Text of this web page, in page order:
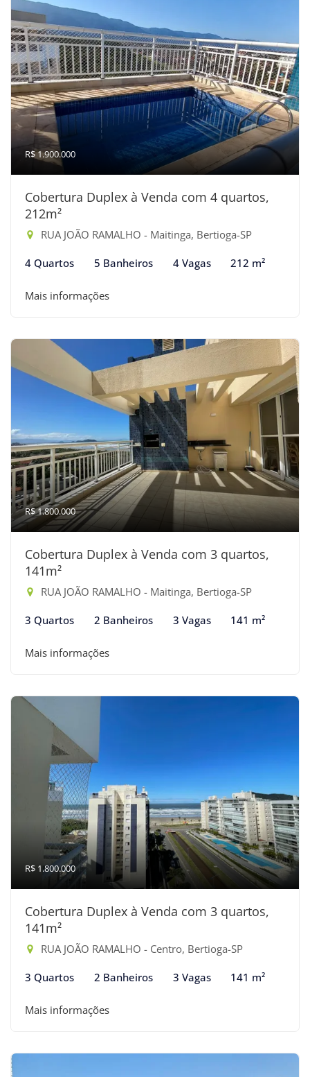
R$ 1.900.000
Cobertura Duplex à Venda com 4 quartos,
212m²
RUA JOÃO RAMALHO - Maitinga, Bertioga-SP
4 Quartos 5 Banheiros 4 Vagas 212 m²
Mais informações
R$ 1.800.000
Cobertura Duplex à Venda com 3 quartos,
141m²
RUA JOÃO RAMALHO - Maitinga, Bertioga-SP
3 Quartos 2 Banheiros 3 Vagas 141 m²
Mais informações
R$ 1.800.000
Cobertura Duplex à Venda com 3 quartos,
141m²
RUA JOÃO RAMALHO - Centro, Bertioga-SP
3 Quartos 2 Banheiros 3 Vagas 141 m²
Mais informações